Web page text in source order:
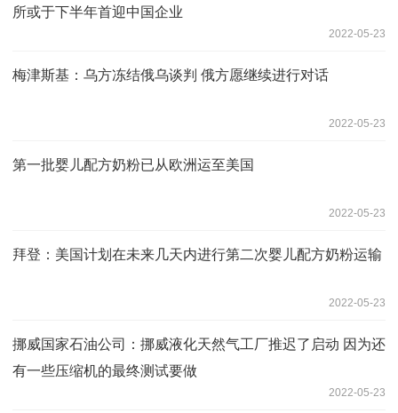
所或于下半年首迎中国企业
2022-05-23
梅津斯基：乌方冻结俄乌谈判 俄方愿继续进行对话
2022-05-23
第一批婴儿配方奶粉已从欧洲运至美国
2022-05-23
拜登：美国计划在未来几天内进行第二次婴儿配方奶粉运输
2022-05-23
挪威国家石油公司：挪威液化天然气工厂推迟了启动 因为还
有一些压缩机的最终测试要做
2022-05-23